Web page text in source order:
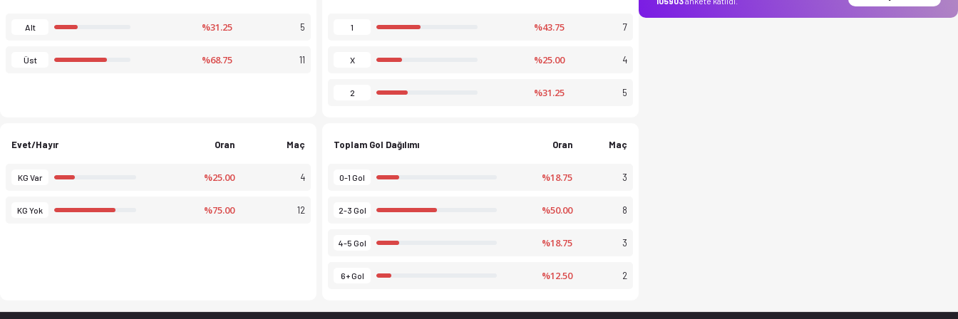
Alt %31.25 5
Üst %68.75 11
1 %43.75 7
X %25.00 4
2 %31.25 5
Evet/Hayır Oran Maç
KG Var %25.00 4
KG Yok %75.00 12
Toplam Gol Dağılımı Oran Maç
0-1 Gol %18.75 3
2-3 Gol %50.00 8
4-5 Gol %18.75 3
6+ Gol %12.50 2